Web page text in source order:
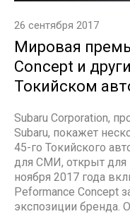
26 сентября 2017
Мировая
Concept и
Токийском
Subaru Corporation,
Subaru, покажет
45-го Токийского
для СМИ, открыт для
ноября 2017 года
Peformance Concept
экспозиции бренда.